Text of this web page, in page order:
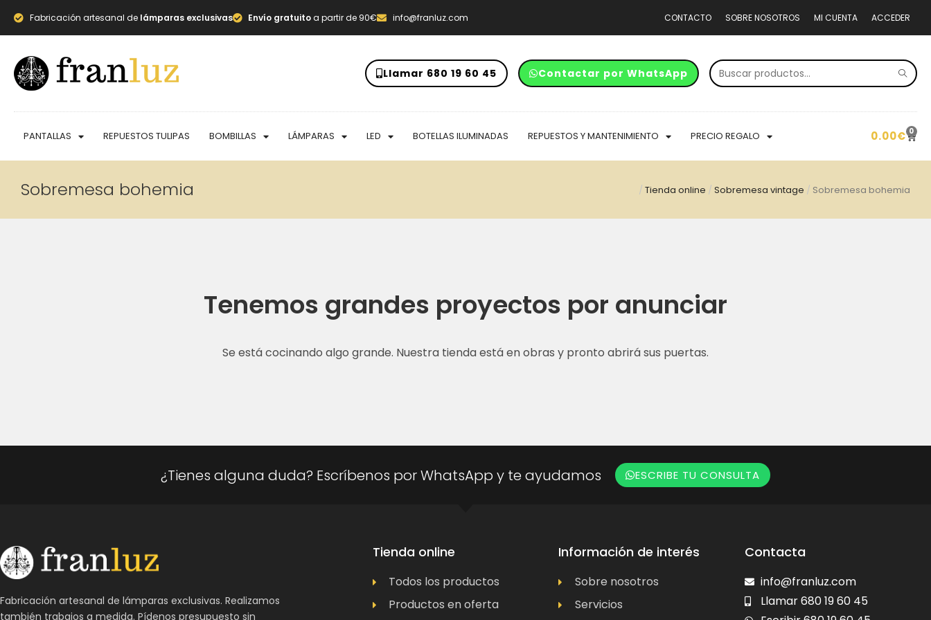
Fabricación artesanal de lámparas exclusivas Envío gratuitoa partir de 90€ info@franluz.com CONTACTO SOBRE NOSOTROS MI CUENTA ACCEDER
Llamar 680 19 60 45 Contactar por WhatsApp
PANTALLAS REPUESTOS TULIPAS BOMBILLAS LÁMPARAS LED BOTELLAS ILUMINADAS REPUESTOS Y MANTENIMIENTO PRECIO REGALO 0.00€ 0
Sobremesa bohemia / Tienda online / Sobremesa vintage / Sobremesa bohemia
Tenemos grandes proyectos por anunciar
Se está cocinando algo grande. Nuestra tienda está en obras y pronto abrirá sus puertas.
¿Tienes alguna duda? Escríbenos por WhatsApp y te ayudamos ESCRIBE TU CONSULTA
Fabricación artesanal de lámparas exclusivas. Realizamos
también trabajos a medida. Pídenos presupuesto sin
Tienda online
Todos los productos
Productos en oferta
Información de interés
Sobre nosotros
Servicios
Contacta
info@franluz.com
Llamar 680 19 60 45